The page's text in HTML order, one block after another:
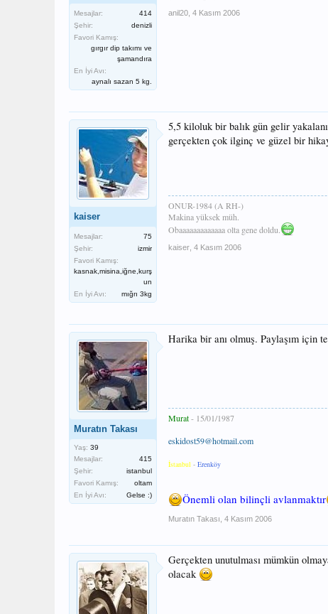
Mesajlar:
414
Şehir:
denizli
Favori Kamış:
gırgır dip takımı ve
şamandıra
En İyi Avı:
aynalı sazan 5 kg.
anil20 4 Kasım 2006
kaiser
Mesajlar:
75
Şehir:
izmir
Favori Kamış:
kasnak,misina,iğne,kurş
un
En İyi Avı:
mığrı 3kg
5,5 kiloluk bir balık gün gelir
gerçekten çok ilginç ve güzel bir
ONUR-1984 (A RH-)
Makina yüksek müh.
Obaaaaaaaaaaaaa olta gene doldu.
kaiser 4 Kasım 2006
Muratın Takası
Yaş: 39
Mesajlar:
415
Şehir:
istanbul
Favori Kamış:
oltam
En İyi Avı:
Gelse :)
Harika bir anı olmuş. Paylaşım için
Murat- 15/01/1987
eskidost59@hotmail.com
İstanbul - Erenköy
Önemli olan bilinçli avlanmaktır
Muratın Takası 4 Kasım 2006
Gerçekten unutulması mümkün
olacak